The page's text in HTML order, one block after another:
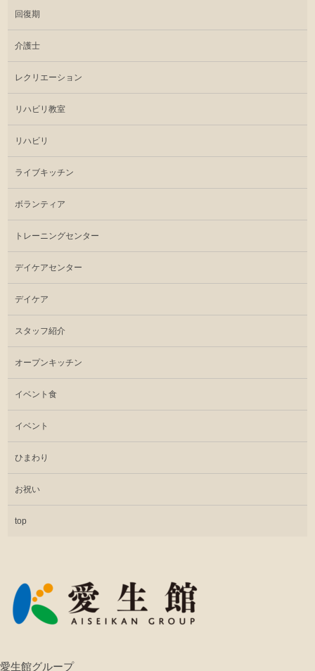
回復期
介護士
レクリエーション
リハビリ教室
リハビリ
ライブキッチン
ボランティア
トレーニングセンター
デイケアセンター
デイケア
スタッフ紹介
オープンキッチン
イベント食
イベント
ひまわり
お祝い
top
愛生館グループ